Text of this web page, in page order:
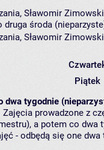
Sławomir Zimowski
druga środa
, Sławomir Zimowski
Piątek
dwa tygodnie
Zajęcia prowadzone z
a potem co
- odbędą się one